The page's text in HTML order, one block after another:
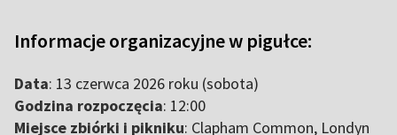
Informacje organizacyjne w pigułce:
Data: 13 czerwca 2026 roku (sobota)
Godzina rozpoczęcia: 12:00
Miejsce zbiórki i pikniku: Clapham Common, Londyn